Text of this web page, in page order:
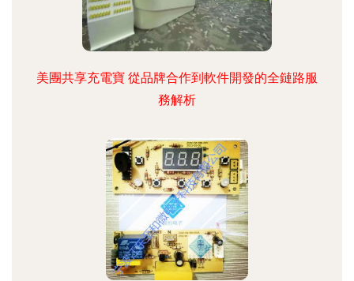
美團共享充電寶 從品牌合作到軟件開發的全鏈路服
務解析